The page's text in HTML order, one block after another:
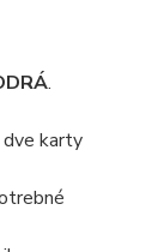
.
dve karty